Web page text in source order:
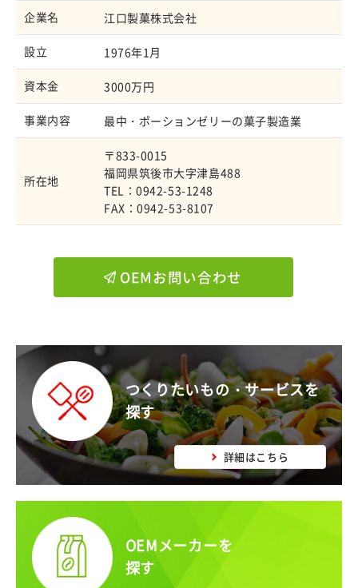
企業名 江口製菓株式会社
設立 1976年1月
資本金 3000万円
事業内容 最中・ポーションゼリーの菓子製造業
所在地
〒833-0015
福岡県筑後市大字津島488
TEL：0942-53-1248
FAX：0942-53-8107
OEMお問い合わせ
つくりたいもの・サービスを
探す
詳細はこちら
OEMメーカーを
探す